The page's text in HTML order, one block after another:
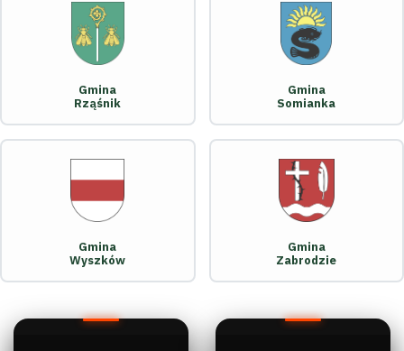
Gmina
Rząśnik
Gmina
Somianka
Gmina
Wyszków
Gmina
Zabrodzie